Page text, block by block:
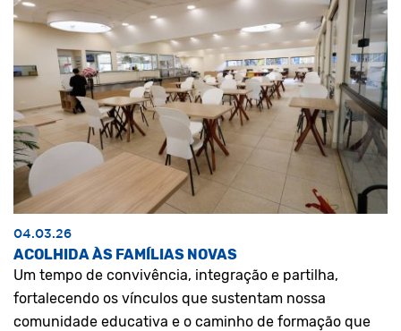
04.03.26
ACOLHIDA ÀS FAMÍLIAS NOVAS
Um tempo de convivência, integração e partilha,
fortalecendo os vínculos que sustentam nossa
comunidade educativa e o caminho de formação que